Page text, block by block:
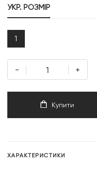
УКР. РОЗМІР
1
- +
Купити
ХАРАКТЕРИСТИКИ